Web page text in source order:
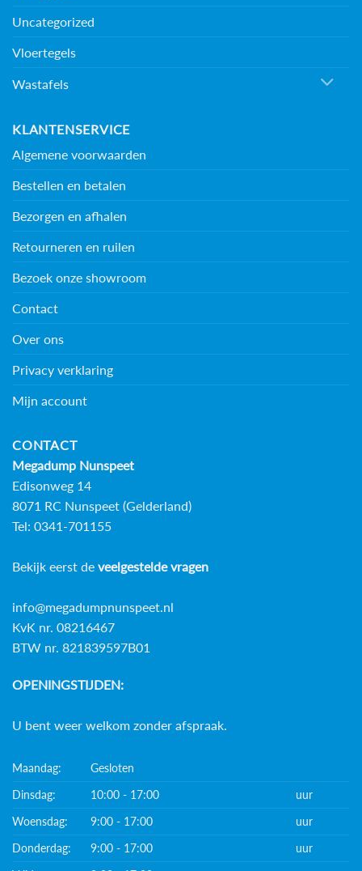
Uncategorized
Vloertegels
Wastafels
KLANTENSERVICE
Algemene voorwaarden
Bestellen en betalen
Bezorgen en afhalen
Retourneren en ruilen
Bezoek onze showroom
Contact
Over ons
Privacy verklaring
Mijn account
CONTACT
Megadump Nunspeet
Edisonweg 14
8071 RC Nunspeet (Gelderland)
Tel: 0341-701155
Bekijk eerst de veelgestelde vragen
info@megadumpnunspeet.nl
KvK nr. 08216467
BTW nr. 821839597B01
OPENINGSTIJDEN:
U bent weer welkom zonder afspraak.
Maandag:
Gesloten
Dinsdag:
10:00 - 17:00
uur
Woensdag:
9:00 - 17:00
uur
Donderdag:
9:00 - 17:00
uur